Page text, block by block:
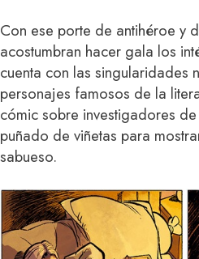
Con ese porte de antihéroe y
acostumbran hacer gala los
cuenta con las singularidades
personajes famosos de la
cómic sobre investigadores
puñado de viñetas para
sabueso.